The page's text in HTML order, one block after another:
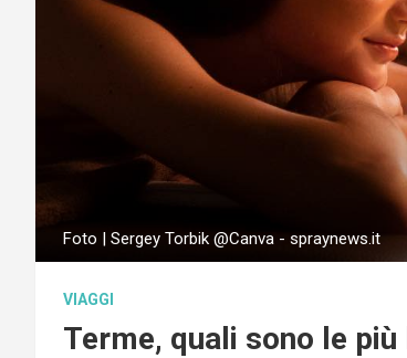
Foto | Sergey Torbik @Canva - spraynews.it
VIAGGI
Terme, quali sono le